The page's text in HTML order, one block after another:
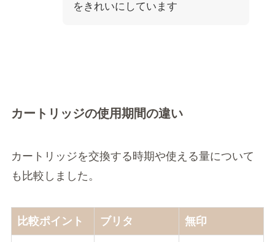
をきれいにしています
カートリッジの使用期間の違い
カートリッジを交換する時期や使える量について
も比較しました。
比較ポイント ブリタ 無印